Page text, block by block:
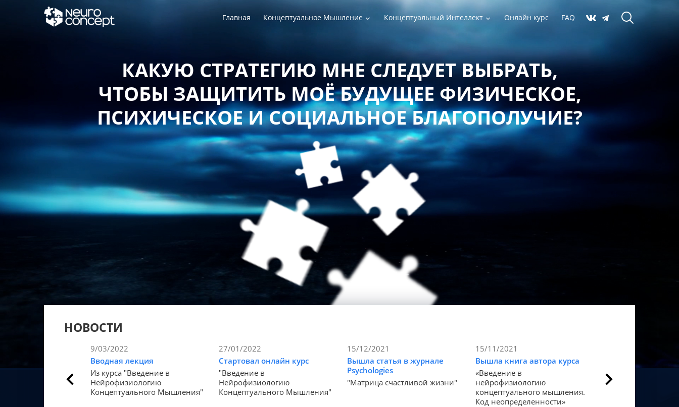
Главная Концептуальное Мышление Концептуальный Интеллект Онлайн курс FAQ
КАКУЮ СТРАТЕГИЮ МНЕ СЛЕДУЕТ ВЫБРАТЬ,
ЧТОБЫ ЗАЩИТИТЬ МОЁ БУДУЩЕЕ ФИЗИЧЕСКОЕ,
ПСИХИЧЕСКОЕ И СОЦИАЛЬНОЕ БЛАГОПОЛУЧИЕ?
НОВОСТИ
9/03/2022
Вводная лекция
Из курса "Введение в
Нейрофизиологию
Концептуального Мышления"
27/01/2022
Стартовал онлайн курс
"Введение в
Нейрофизиологию
Концептуального Мышления"
15/12/2021
Вышла статья в журнале
Psychologies
"Матрица счастливой жизни"
15/11/2021
Вышла книга автора курса
«Введение в
нейрофизиологию
концептуального мышления.
Код неопределенности»
Статья в Forbes
Как мозг
«счастье».